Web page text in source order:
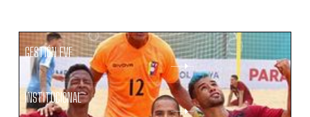
GESTIÓN FVF
INSTITUCIONAL